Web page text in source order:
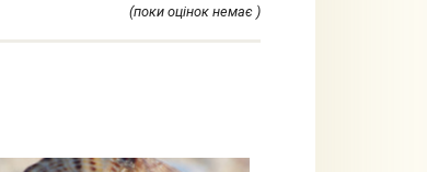
(поки оцінок немає )